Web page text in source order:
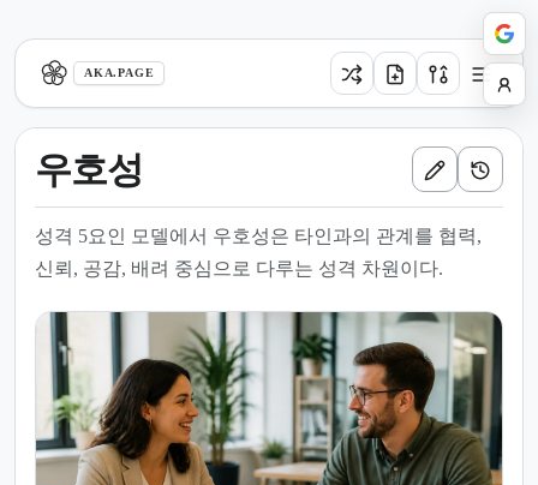
AKA.PAGE
우호성
성격 5요인 모델에서 우호성은 타인과의 관계를 협력,
신뢰, 공감, 배려 중심으로 다루는 성격 차원이다.